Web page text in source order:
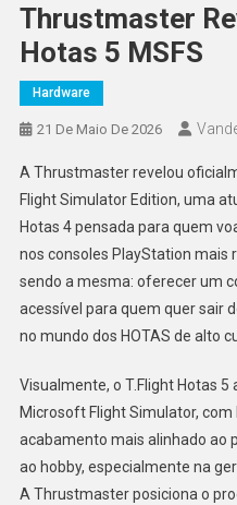
Thrustmaster
Hotas 5 MSFS
Hardware
21 De Maio De 2026
A Thrustmaster revelou
Flight Simulator Edition, uma
Hotas 4 pensada para quem
nos consoles PlayStation mais
sendo a mesma: oferecer um
acessível para quem quer sair
no mundo dos HOTAS de alto
Visualmente, o T.Flight Hotas
Microsoft Flight Simulator,
acabamento mais alinhado ao
ao hobby, especialmente na
A Thrustmaster posiciona o